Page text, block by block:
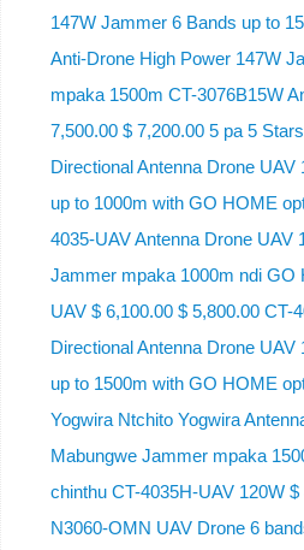
147W Jammer 6 Bands up to
Anti-Drone High Power 147W
mpaka 1500m CT-3076B15W
7,500.00 $ 7,200.00 5 pa 5
Directional Antenna Drone
up to 1000m with GO HOME
4035-UAV Antenna Drone UAV
Jammer mpaka 1000m ndi GO
UAV $ 6,100.00 $ 5,800.00 CT-
Directional Antenna Drone
up to 1500m with GO HOME
Yogwira Ntchito Yogwira
Mabungwe Jammer mpaka
chinthu CT-4035H-UAV 120W
N3060-OMN UAV Drone 6